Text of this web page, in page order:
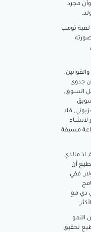
مجرد
لعبة تومب
صورته
جدوى
السوق,
فلا
على استثمار بـ 500 دولار لانشاء
مسبقة
اذ مالذي
أستطيع أن
دولار, ففي
دي مع
20 إلى 25 سنة من النمو
تحقيق